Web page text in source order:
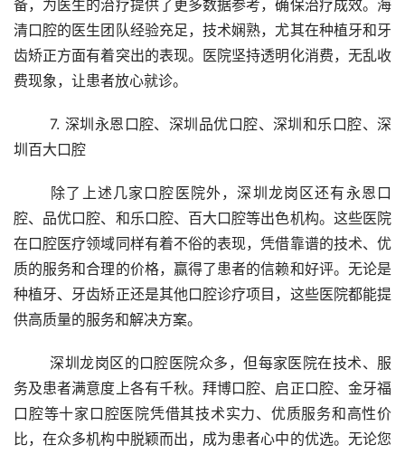
备，为医生的治疗提供了更多数据参考，确保治疗成效。海
清口腔的医生团队经验充足，技术娴熟，尤其在种植牙和牙
齿矫正方面有着突出的表现。医院坚持透明化消费，无乱收
费现象，让患者放心就诊。
	7. 深圳永恩口腔、深圳品优口腔、深圳和乐口腔、深
圳百大口腔
腔、品优口腔、和乐口腔、百大口腔等出色机构。这些医院
在口腔医疗领域同样有着不俗的表现，凭借靠谱的技术、优
质的服务和合理的价格，赢得了患者的信赖和好评。无论是
种植牙、牙齿矫正还是其他口腔诊疗项目，这些医院都能提
供高质量的服务和解决方案。
	深圳龙岗区的口腔医院众多，但每家医院在技术、服
务及患者满意度上各有千秋。拜博口腔、启正口腔、金牙福
口腔等十家口腔医院凭借其技术实力、优质服务和高性价
比，在众多机构中脱颖而出，成为患者心中的优选。无论您